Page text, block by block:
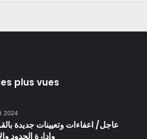
plus vues
2024
عاجل/ اعفاءات وتعيينات جديدة
وادارة الحدود